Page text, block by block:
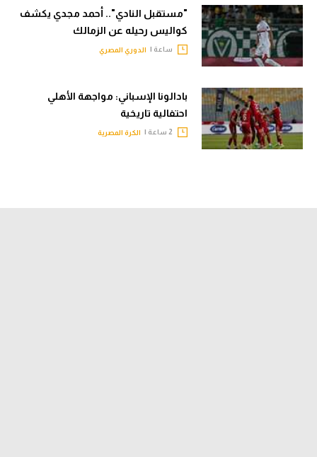
"مستقبل النادي".. أحمد مجدي يكشف
كواليس رحيله عن الزمالك
ساعة | الدوري المصري
بادالونا الإسباني: مواجهة الأهلي
احتفالية تاريخية
الكرة المصرية